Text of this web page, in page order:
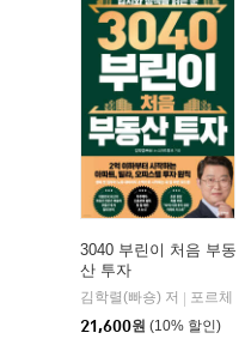
3040 부린이 처음 부동
산 투자
김학렬(빠숑) 저
포르체
21,600원 (10% 할인)